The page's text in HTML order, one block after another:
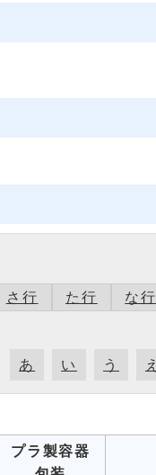
さ行 た行 な行
あ い う え
プラ製容器